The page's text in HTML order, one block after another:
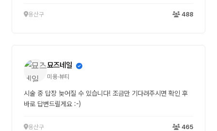
용산구 488
묘즈네일
미용·뷰티
시술 중 답장 늦어질 수 있습니다! 조금만 기다려주시면 확인 후
바로 답변드릴게요 :-)
용산구 465